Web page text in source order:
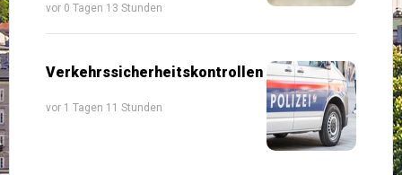
vor 0 Tagen 13 Stunden
Verkehrssicherheitskontrollen
vor 1 Tagen 11 Stunden